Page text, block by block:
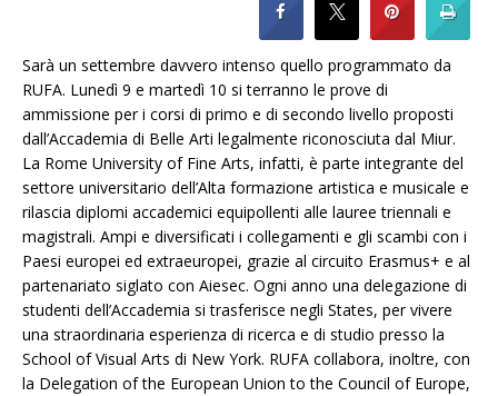
Sarà un settembre davvero intenso quello programmato da
RUFA. Lunedì 9 e martedì 10 si terranno le prove di
ammissione per i corsi di primo e di secondo livello proposti
dall’Accademia di Belle Arti legalmente riconosciuta dal Miur.
La Rome University of Fine Arts, infatti, è parte integrante del
settore universitario dell’Alta formazione artistica e musicale e
rilascia diplomi accademici equipollenti alle lauree triennali e
magistrali. Ampi e diversificati i collegamenti e gli scambi con i
Paesi europei ed extraeuropei, grazie al circuito Erasmus+ e al
partenariato siglato con Aiesec. Ogni anno una delegazione di
studenti dell’Accademia si trasferisce negli States, per vivere
una straordinaria esperienza di ricerca e di studio presso la
School of Visual Arts di New York. RUFA collabora, inoltre, con
la Delegation of the European Union to the Council of Europe,